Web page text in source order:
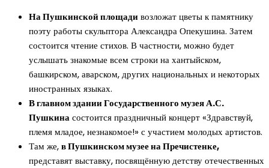
На Пушкинской площадивозложат цветы к памятнику
поэту работы скульптора Александра Опекушина. Затем
состоится чтение стихов. В частности, можно будет
услышать знакомые всем строки на хантыйском,
башкирском, аварском, других национальных и некоторых
иностранных языках.
В главном здании Государственного музея А.С.
Пушкинасостоится праздничный концерт «Здравствуй,
племя младое, незнакомое!» с участием молодых артистов.
Там же,в Пушкинском музее на Пречистенке,
представят выставку, посвящённую детству отечественных